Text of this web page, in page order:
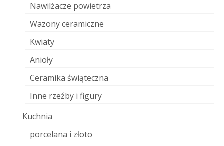
Nawilżacze powietrza
Wazony ceramiczne
Kwiaty
Anioły
Ceramika świąteczna
Inne rzeźby i figury
Kuchnia
porcelana i złoto